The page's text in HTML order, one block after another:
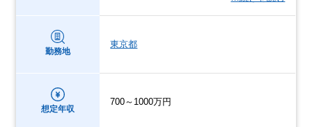
勤務地
東京都
想定年収
700～1000万円